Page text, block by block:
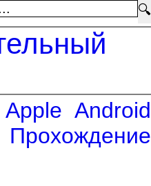
🔍
Apple Android
Прохождение